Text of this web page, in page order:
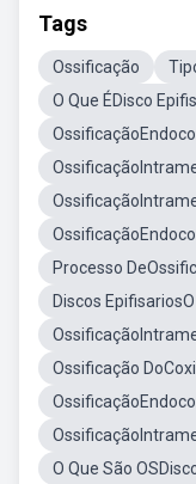
Tags
Ossificação
O Que ÉDisco
Processo
Discos
Ossificação
O Que São